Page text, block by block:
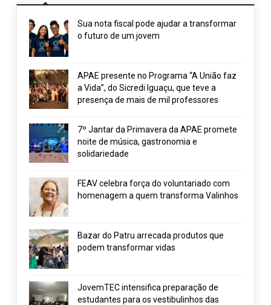
Sua nota fiscal pode ajudar a transformar
o futuro de um jovem
APAE presente no Programa “A União faz
a Vida”, do Sicredi Iguaçu, que teve a
presença de mais de mil professores
7º Jantar da Primavera da APAE promete
noite de música, gastronomia e
solidariedade
FEAV celebra força do voluntariado com
homenagem a quem transforma Valinhos
Bazar do Patru arrecada produtos que
podem transformar vidas
JovemTEC intensifica preparação de
estudantes para os vestibulinhos das